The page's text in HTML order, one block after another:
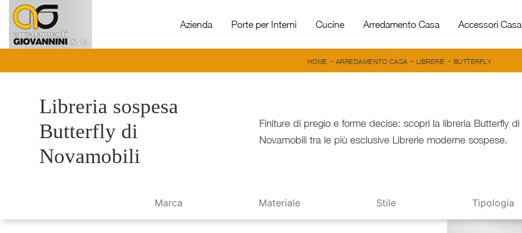
Azienda Porte per Interni Cucine Arredamento Casa Accessori Casa
HOME - ARREDAMENTO CASA - LIBRERIE - BUTTERFLY
Libreria sospesa
Butterfly di
Novamobili
Finiture di pregio e forme decise: scopri la libreria Butterfly di
Novamobili tra le più esclusive Librerie moderne sospese.
Marca Materiale Stile Tipologia